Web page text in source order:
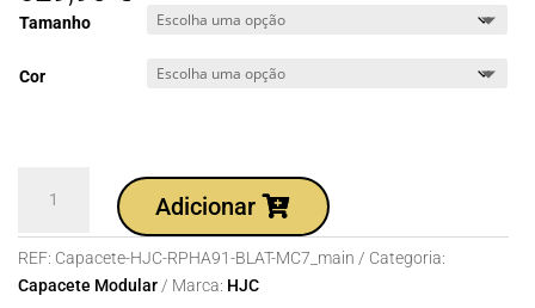
Tamanho
Cor
Capacete
HJC
RPHA91
Adicionar
REF: Capacete-HJC-RPHA91-BLAT-MC7_main
Categoria:
Capacete Modular
Marca: HJC